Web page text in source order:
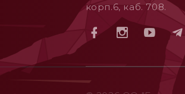
корп.6, каб. 708.